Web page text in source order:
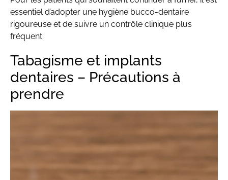
essentiel d’adopter une hygiène bucco-dentaire
rigoureuse et de suivre un contrôle clinique plus
fréquent.
Tabagisme et implants
dentaires – Précautions à
prendre